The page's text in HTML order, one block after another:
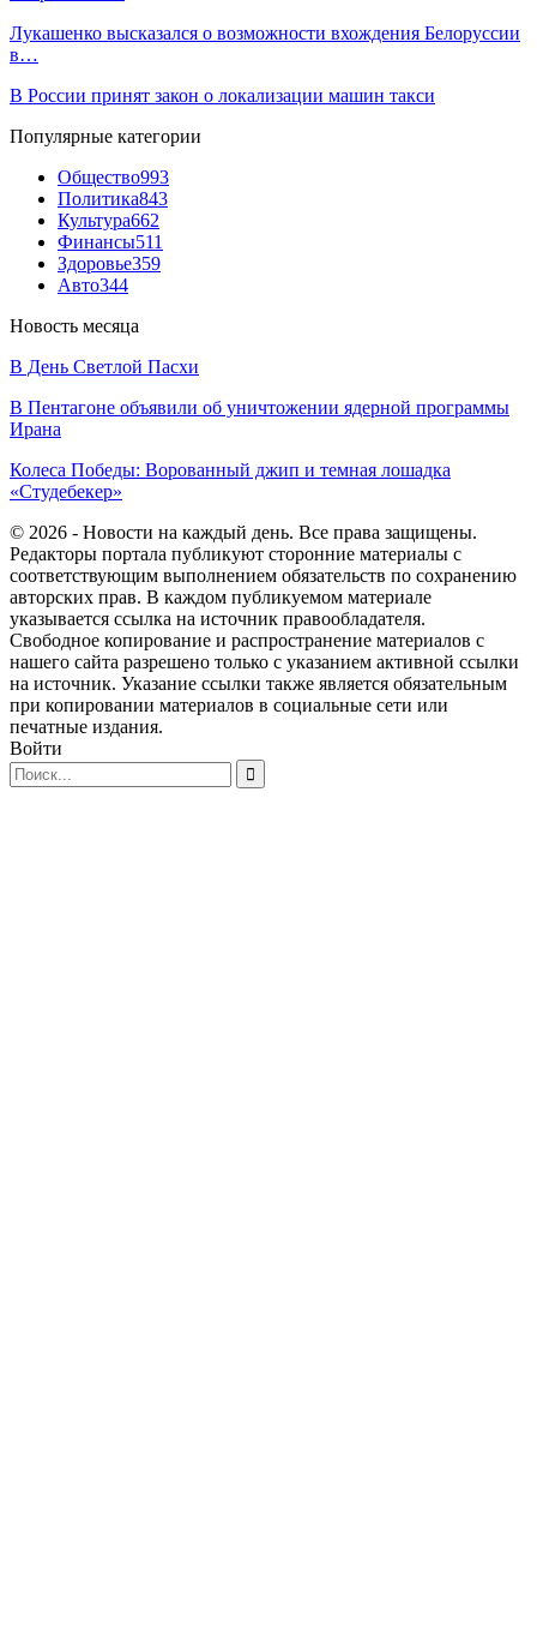
Лукашенко высказался о возможности вхождения Белоруссии
в…
В России принят закон о локализации машин такси
Популярные категории
Общество993
Политика843
Культура662
Финансы511
Здоровье359
Авто344
Новость месяца
В День Светлой Пасхи
В Пентагоне объявили об уничтожении ядерной программы
Ирана
Колеса Победы: Ворованный джип и темная лошадка
«Студебекер»
© 2026 - Новости на каждый день. Все права защищены.
Редакторы портала публикуют сторонние материалы с
соответствующим выполнением обязательств по сохранению
авторских прав. В каждом публикуемом материале
указывается ссылка на источник правообладателя.
Свободное копирование и распространение материалов с
нашего сайта разрешено только с указанием активной ссылки
на источник. Указание ссылки также является обязательным
при копировании материалов в социальные сети или
печатные издания.
Войти